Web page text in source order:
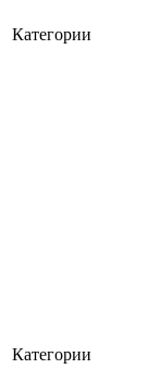
Категории
Категории